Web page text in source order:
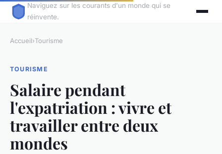
Naviguez sur les courants d'un monde qui se
réinvente.
Accueil›Tourisme
TOURISME
Salaire pendant
l'expatriation : vivre et
travailler entre deux
mondes